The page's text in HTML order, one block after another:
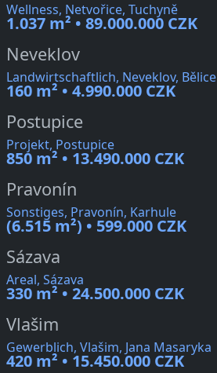
Wellness, Netvořice, Tuchyně
1.037 m² • 89.000.000 CZK
Neveklov
Landwirtschaftlich, Neveklov, Bělice
160 m² • 4.990.000 CZK
Postupice
Projekt, Postupice
850 m² • 13.490.000 CZK
Pravonín
Sonstiges, Pravonín, Karhule
(6.515 m²) • 599.000 CZK
Sázava
Areal, Sázava
330 m² • 24.500.000 CZK
Vlašim
Gewerblich, Vlašim, Jana Masaryka
420 m² • 15.450.000 CZK